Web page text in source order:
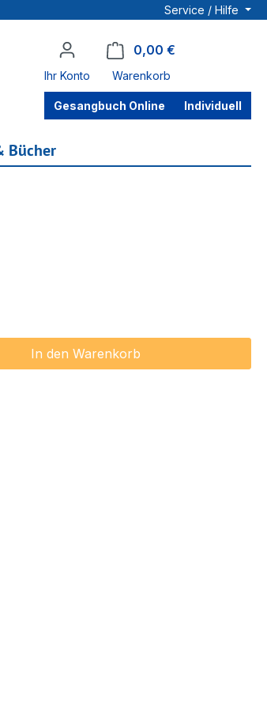
Service / Hilfe
Ihr Konto
0,00 €
Warenkorb
Gesangbuch Online Individuell
Bücher
Wert ein oder
In den Warenkorb